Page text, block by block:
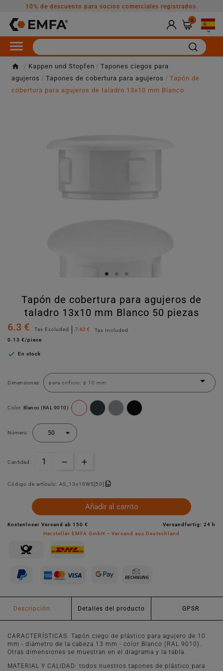
10% de descuento para socios comerciales registrados.
0

Kappen und Stopfen
Tapones ciegos para
agujeros
Tapones de cobertura para agujeros
Tapón de
cobertura para agujeros de taladro 13x10 mm Blanco
Tapón de cobertura para agujeros de
taladro 13x10 mm Blanco 50 piezas
6.3 €
Tax Excluded 7.62 €
Tax Included
0.13 €/piece
 En stock
Dimensiones:
Color: Blanco (RAL 9010)
Número :
Cantidad :
Código de artículo: AS_13x10WS[50]
Añadir al carrito
Kostenloser Versand ab 150 €
Versandfertig: 24 h
Hersteller EMFA GmbH – Versand aus Deutschland
Descripción Detalles del producto GPSR
CARACTERÍSTICAS: Tapón ciego de plástico para agujero de 10
mm - diámetro de la cabeza 13 mm - color Blanco (RAL 9010).
Otras dimensiones se muestran en el diagrama y la tabla.
MATERIAL Y CALIDAD: todos nuestros tapones de plástico para